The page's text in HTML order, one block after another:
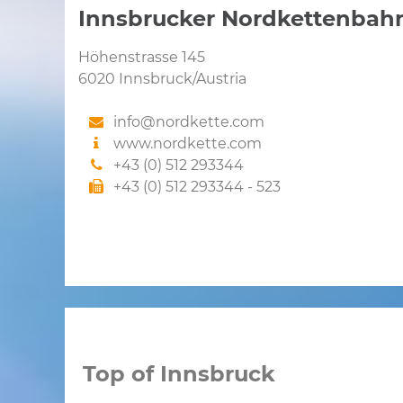
Innsbrucker
Höhenstrasse 145
6020 Innsbruck/Austria
info@nordkette.com
www.nordkette.com
+43 (0) 512 293344
+43 (0) 512 293344 - 523
Top of Innsbruck